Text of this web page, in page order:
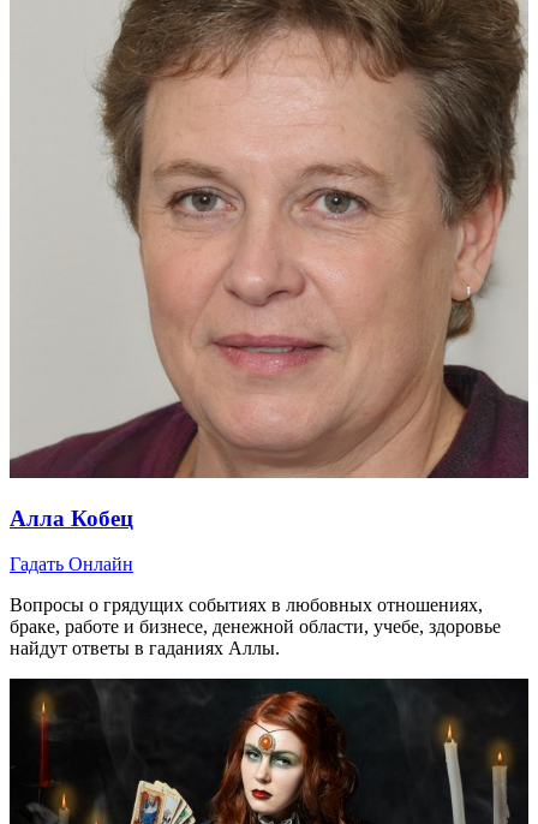
Алла Кобец
Гадать Онлайн
Вопросы о грядущих событиях в любовных отношениях,
браке, работе и бизнесе, денежной области, учебе, здоровье
найдут ответы в гаданиях Аллы.